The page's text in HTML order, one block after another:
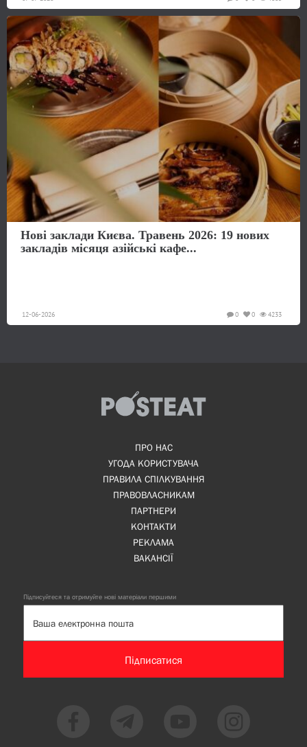
Нові заклади Києва. Травень 2026: 19 нових
закладів місяця азійські кафе...
12-06-2026 4233
0
0
ПРО НАС
УГОДА КОРИСТУВАЧА
ПРАВИЛА СПІЛКУВАННЯ
ПРАВОВЛАСНИКАМ
ПАРТНЕРИ
КОНТАКТИ
РЕКЛАМА
ВАКАНСІЇ
Підписуйтеся та отримуйте нові матеріали першими
Підписатися